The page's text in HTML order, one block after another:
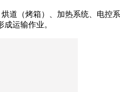
道（烤箱）、加热系统、电控
运输作业。